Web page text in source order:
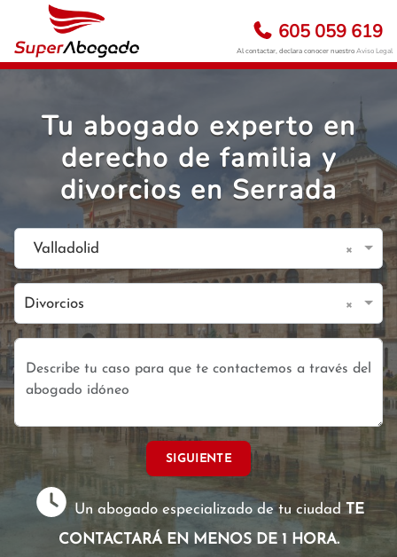
605 059 619
Al contactar, declara conocer nuestroAviso Legal
Tu abogado experto en
derecho de familia y
divorcios en Serrada
Valladolid ×
Divorcios ×
SIGUIENTE
Un abogado especializado de tu ciudadTE
CONTACTARÁ EN MENOS DE 1 HORA.